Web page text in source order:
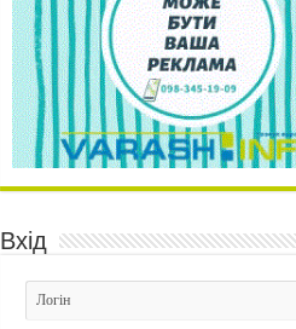
Вхід